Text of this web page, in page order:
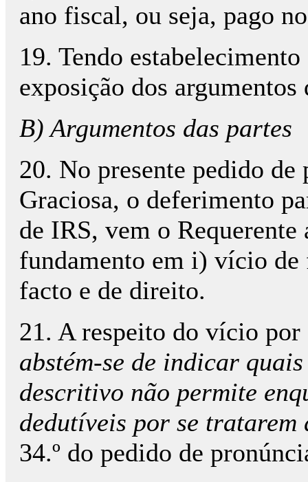
ano fiscal, ou seja, pago
19. Tendo
exposição dos argumentos
B) Argumentos das partes
20. No presente pedido
Graciosa, o deferimento
de IRS, vem o
fundamento em i) vício de
facto e de direito.
21. A respeito do vício por
abstém-se de indicar
descritivo não permite
dedutíveis por se tratarem
34.º do pedido de